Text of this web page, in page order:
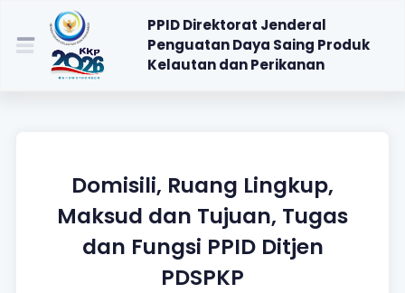
PPID Direktorat Jenderal
Penguatan Daya Saing Produk
Kelautan dan Perikanan
Domisili, Ruang Lingkup,
Maksud dan Tujuan, Tugas
dan Fungsi PPID Ditjen
PDSPKP